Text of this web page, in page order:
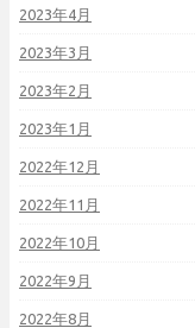
2023年4月
2023年3月
2023年2月
2023年1月
2022年12月
2022年11月
2022年10月
2022年9月
2022年8月